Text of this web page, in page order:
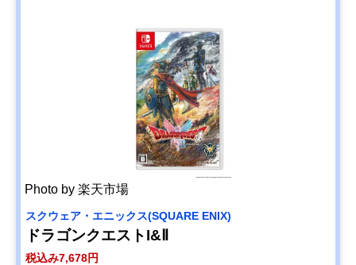
Photo by 楽天市場
スクウェア・エニックス(SQUARE ENIX)
ドラゴンクエストI&Ⅱ
税込み7,678円